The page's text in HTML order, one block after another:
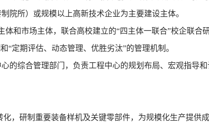
院所）或规模以上高新技术企业为主要建设主体。
和市场主体，联合高校建立的“四主体一联合”校企联合
“定期评估、动态管理、优胜劣汰”的管理机制。
综合管理部门，负责工程中心的规划布局、宏观指导和
，研制重要装备样机及关键零部件，为规模化生产提供